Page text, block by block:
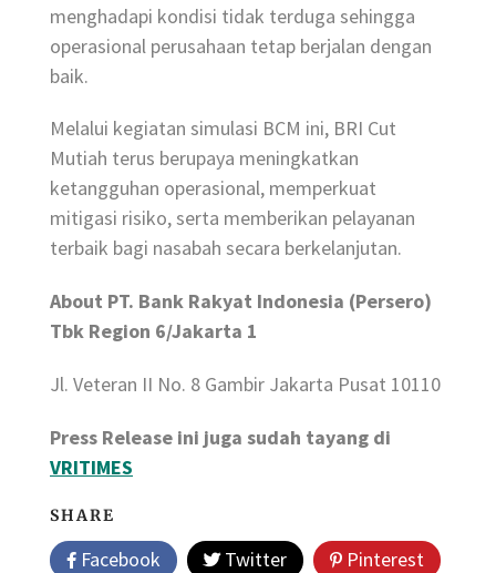
menghadapi kondisi tidak terduga sehingga
operasional perusahaan tetap berjalan dengan
baik.
Melalui kegiatan simulasi BCM ini, BRI Cut
Mutiah terus berupaya meningkatkan
ketangguhan operasional, memperkuat
mitigasi risiko, serta memberikan pelayanan
terbaik bagi nasabah secara berkelanjutan.
About PT. Bank Rakyat Indonesia (Persero)
Tbk Region 6/Jakarta 1
Jl. Veteran II No. 8 Gambir Jakarta Pusat 10110
Press Release ini juga sudah tayang di
VRITIMES
SHARE
Facebook Twitter
Pinterest